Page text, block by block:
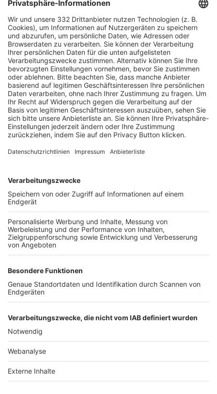
HÄUFIG BESUCHTE SEITEN
Pässe und Vereinswechsel
Trainerausbildung
Schulungsangebot Vereinsmitarbeiter
BFV-Geschäftsstellen
Trainerbörse
Login SpielPlus
FOLGE DEM BFV
TOP-VEREINE
TOP-PARTNER
Nutzungsbedingungen Datenschutz Impressum